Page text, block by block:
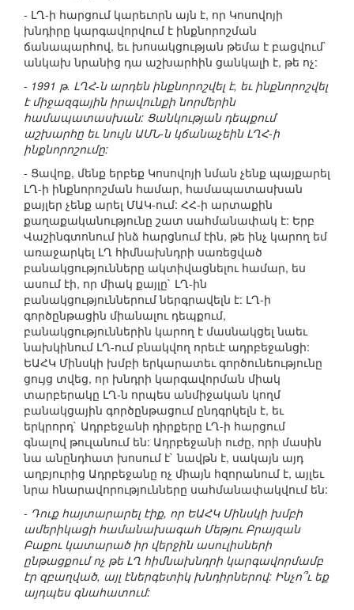
- ԼՂ-ի հարցում կարեւորն այն է, որ Կոսովոյի
խնդիրը կարգավորվում է ինքնորոշման
ճանապարհով, եւ խոսակցության թեմա է բացվում`
անկախ նրանից դա աշխարհին ցանկալի է, թե ոչ:
- 1991 թ. ԼՂՀ-ն արդեն ինքնորոշվել է, եւ ինքնորոշվել
է միջազգային իրավունքի նորմերին
համապատասխան: Ցանկության դեպքում
աշխարհը եւ նույն ԱՄՆ-ն կճանաչեին ԼՂՀ-ի
ինքնորոշումը:
- Ցավոք, մենք երբեք Կոսովոյի նման չենք պայքարել
ԼՂ-ի ինքնորոշման համար, համապատասխան
քայլեր չենք արել ՄԱԿ-ում: ՀՀ-ի արտաքին
քաղաքականությունը շատ սահմանափակ է: Երբ
Վաշինգտոնում ինձ հարցնում էին, թե ինչ կարող եմ
առաջարկել ԼՂ հիմնախնդրի սառեցված
բանակցությունները ակտիվացնելու համար, ես
ասում էի, որ միակ քայլը` ԼՂ-ին
բանակցություններում ներգրավելն է: ԼՂ-ի
գործընթացին միանալու դեպքում,
բանակցություններին կարող է մասնակցել նաեւ
նախկինում ԼՂ-ում բնակվող որեւէ ադրբեջանցի:
ԵԱՀԿ Մինսկի խմբի երկարատեւ գործունեությունը
ցույց տվեց, որ խնդրի կարգավորման միակ
տարբերակը ԼՂ-ն որպես անմիջական կողմ
բանակցային գործընթացում ընդգրկելն է, եւ
երկրորդ` Ադրբեջանի դիրքերը ԼՂ-ի հարցում
գնալով թուլանում են: Ադրբեջանի ուժը, որի մասին
նա անընդհատ խոսում է` նավթն է, սակայն այդ
աղբյուրից Ադրբեջանը ոչ միայն հզորանում է, այլեւ
նրա հնարավորությունները սահմանափակվում են:
- Դուք հայտարարել էիք, որ ԵԱՀԿ Մինսկի խմբի
ամերիկացի համանախագահ Մեթյու Բրայզան
Բաքու կատարած իր վերջին ասուլիսների
ընթացքում ոչ թե ԼՂ հիմնախնդրի կարգավորմամբ
էր զբաղված, այլ էներգետիկ խնդիրներով: Ինչո՞ւ եք
այդպես գնահատում: